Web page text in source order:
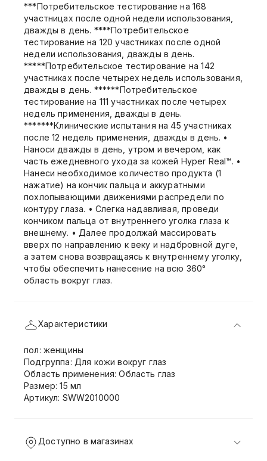
***Потребительское тестирование на 168
участницах после одной недели использования,
дважды в день. ****Потребительское
тестирование на 120 участниках после одной
недели использования, дважды в день.
*****Потребительское тестирование на 142
участниках после четырех недель использования,
дважды в день. ******Потребительское
тестирование на 111 участниках после четырех
недель применения, дважды в день.
*******Клинические испытания на 45 участниках
после 12 недель применения, дважды в день. •
Наноси дважды в день, утром и вечером, как
часть ежедневного ухода за кожей Hyper Real™. •
Нанеси необходимое количество продукта (1
нажатие) на кончик пальца и аккуратными
похлопывающими движениями распредели по
контуру глаза. • Слегка надавливая, проведи
кончиком пальца от внутреннего уголка глаза к
внешнему. • Далее продолжай массировать
вверх по направлению к веку и надбровной дуге,
а затем снова возвращаясь к внутреннему уголку,
чтобы обеспечить нанесение на всю 360°
область вокруг глаз.
Характеристики
пол: женщины
Подгруппа: Для кожи вокруг глаз
Область применения: Область глаз
Размер: 15 мл
Артикул: SWW2010000
Доступно в магазинах